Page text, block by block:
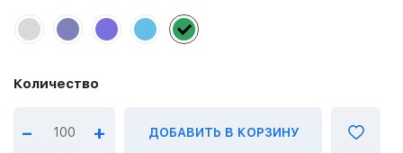
– + ДОБАВИТЬ В КОРЗИНУ